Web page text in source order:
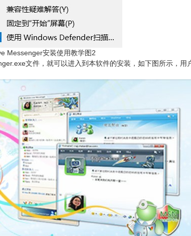
Messenger安装使用教学图2
文件，就可以进入到本软件的安装，如下图所示，用